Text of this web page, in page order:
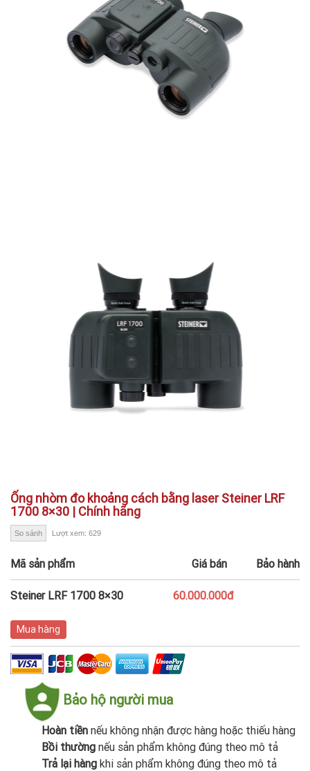
Ống nhòm đo khoảng cách bằng laser Steiner LRF
1700 8×30 | Chính hãng
So sánh Lượt xem: 629
Mã sản phẩm Giá bán Bảo hành
Steiner LRF 1700 8×30 60.000.000đ
Mua hàng
Bảo hộ người mua
Hoàn tiền nếu không nhận được hàng hoặc thiếu hàng
Bồi thường nếu sản phẩm không đúng theo mô tả
Trả lại hàng khi sản phẩm không đúng theo mô tả